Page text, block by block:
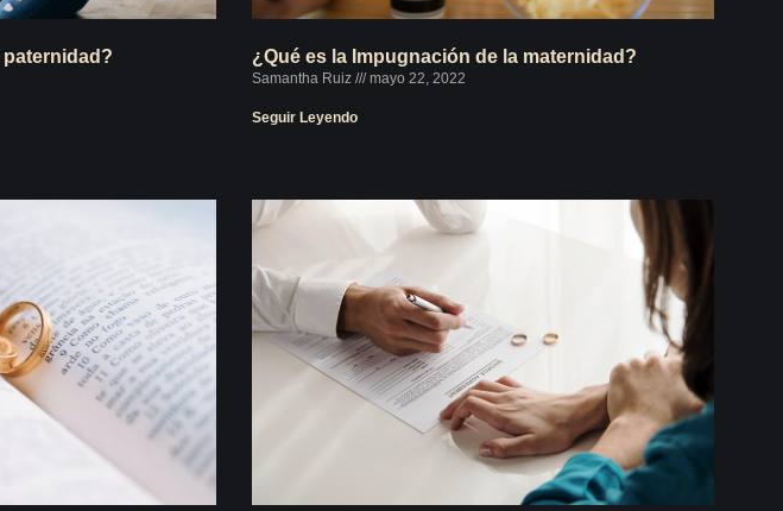
¿Qué es la Impugnación de la maternidad?
Samantha Ruiz mayo 22, 2022
Seguir Leyendo